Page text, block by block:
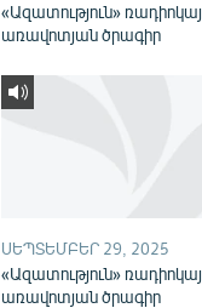
«Ազատություն»
առավոտյան ծրագիր
ՍԵՊՏԵՄԲԵՐ 29, 2025
«Ազատություն»
առավոտյան ծրագիր